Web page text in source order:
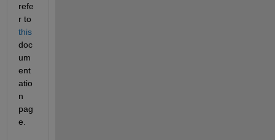
refe
r to
this
doc
um
ent
atio
n
pag
e.